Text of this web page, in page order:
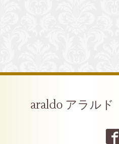
araldo アラル